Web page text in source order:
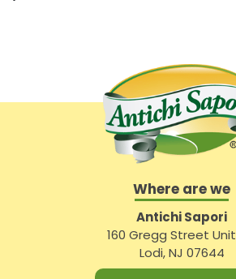
Where are we
Antichi Sapori
160 Gregg Street
Lodi, NJ 07644